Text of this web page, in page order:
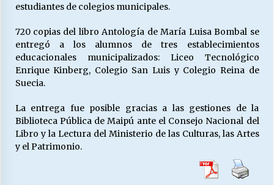
25/06/2026
VOLVER A SER ALTERNATIVA
estudiantes de colegios municipales.
720 copias del libro Antología de María Luisa Bombal se
entregó a los alumnos de tres establecimientos
educacionales municipalizados: Liceo Tecnológico
Enrique Kinberg, Colegio San Luis y Colegio Reina de
Suecia.
La entrega fue posible gracias a las gestiones de la
Biblioteca Pública de Maipú ante el Consejo Nacional del
Libro y la Lectura del Ministerio de las Culturas, las Artes
y el Patrimonio.